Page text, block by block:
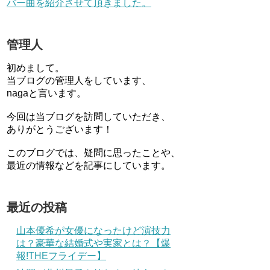
バー曲を紹介させて頂きました。
管理人
初めまして。
当ブログの管理人をしています、
nagaと言います。
今回は当ブログを訪問していただき、
ありがとうございます！
このブログでは、疑問に思ったことや、
最近の情報などを記事にしています。
最近の投稿
山本優希が女優になったけど演技力
は？豪華な結婚式や実家とは？【爆
報!THEフライデー】